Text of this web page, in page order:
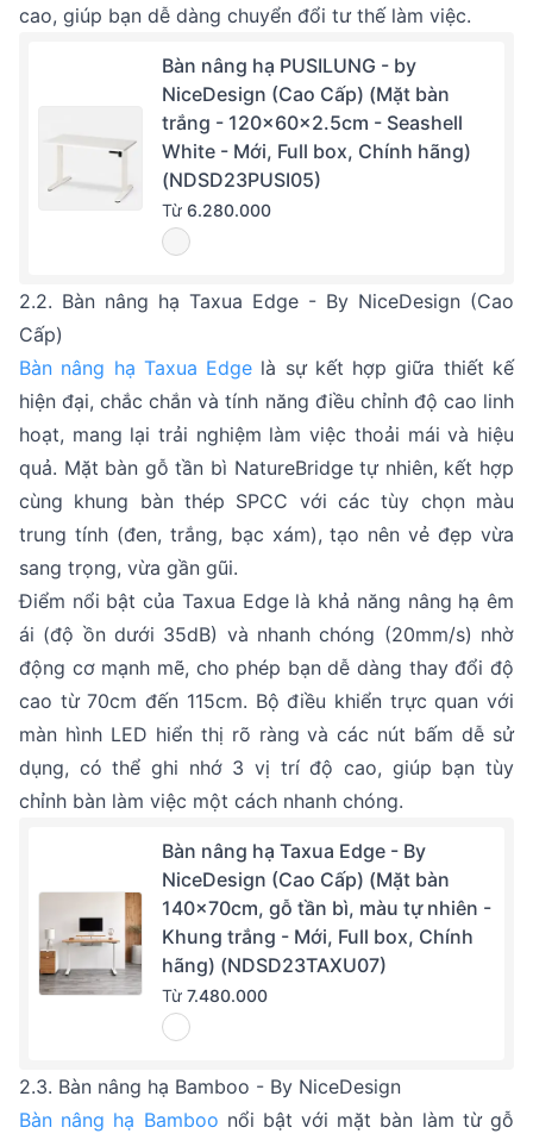
cao, giúp bạn dễ dàng chuyển đổi tư thế làm việc.
Bàn nâng hạ PUSILUNG - by
NiceDesign (Cao Cấp) (Mặt bàn
trắng - 120x60x2.5cm - Seashell
White - Mới, Full box, Chính hãng)
(NDSD23PUSI05)
Từ 6.280.000
2.2. Bàn nâng hạ Taxua Edge - By NiceDesign (Cao
Cấp)
Bàn nâng hạ Taxua Edge là sự kết hợp giữa thiết kế
hiện đại, chắc chắn và tính năng điều chỉnh độ cao linh
hoạt, mang lại trải nghiệm làm việc thoải mái và hiệu
quả. Mặt bàn gỗ tần bì NatureBridge tự nhiên, kết hợp
cùng khung bàn thép SPCC với các tùy chọn màu
trung tính (đen, trắng, bạc xám), tạo nên vẻ đẹp vừa
sang trọng, vừa gần gũi.
Điểm nổi bật của Taxua Edge là khả năng nâng hạ êm
ái (độ ồn dưới 35dB) và nhanh chóng (20mm/s) nhờ
động cơ mạnh mẽ, cho phép bạn dễ dàng thay đổi độ
cao từ 70cm đến 115cm. Bộ điều khiển trực quan với
màn hình LED hiển thị rõ ràng và các nút bấm dễ sử
dụng, có thể ghi nhớ 3 vị trí độ cao, giúp bạn tùy
chỉnh bàn làm việc một cách nhanh chóng.
Bàn nâng hạ Taxua Edge - By
NiceDesign (Cao Cấp) (Mặt bàn
140x70cm, gỗ tần bì, màu tự nhiên -
Khung trắng - Mới, Full box, Chính
hãng) (NDSD23TAXU07)
Từ 7.480.000
2.3. Bàn nâng hạ Bamboo - By NiceDesign
Bàn nâng hạ Bamboo nổi bật với mặt bàn làm từ gỗ